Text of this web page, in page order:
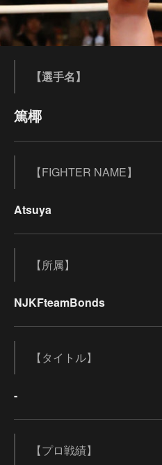
【選手名】
篤椰
【FIGHTER NAME】
Atsuya
【所属】
NJKFteamBonds
【タイトル】
-
【プロ戦績】